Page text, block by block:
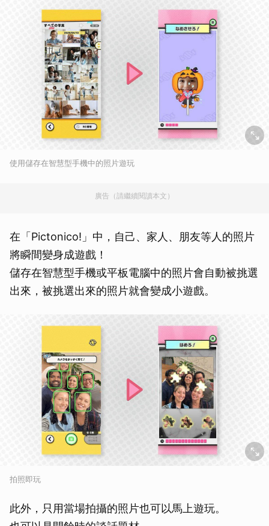
使用儲存在智慧型手機中的照片遊玩
廣告（請繼續閱讀本文）
在「Pictonico!」中，自己、家人、朋友等人的照片
將瞬間變身成遊戲！
儲存在智慧型手機或平板電腦中的照片會自動被挑選
出來，被挑選出來的照片就會變成小遊戲。
拍照即玩
此外，只用當場拍攝的照片也可以馬上遊玩。